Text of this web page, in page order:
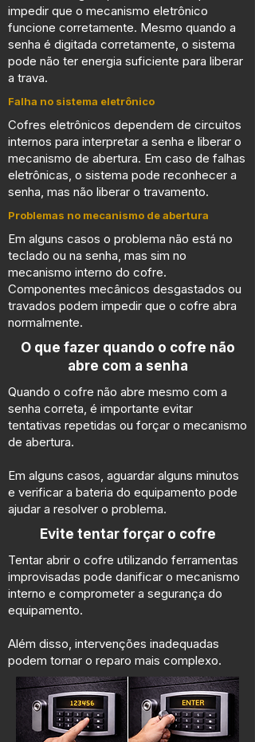
O que fazer quando o cofre não
abre com a senha
Quando o cofre não abre mesmo com a
senha correta, é importante evitar
tentativas repetidas ou forçar o mecanismo
de abertura.
Em alguns casos, aguardar alguns minutos
e verificar a bateria do equipamento pode
ajudar a resolver o problema.
Evite tentar forçar o cofre
Tentar abrir o cofre utilizando ferramentas
improvisadas pode danificar o mecanismo
interno e comprometer a segurança do
equipamento.
Além disso, intervenções inadequadas
podem tornar o reparo mais complexo.
impedir que o mecanismo eletrônico
funcione corretamente. Mesmo quando a
senha é digitada corretamente, o sistema
pode não ter energia suficiente para liberar
a trava.
Falha no sistema eletrônico
Cofres eletrônicos dependem de circuitos
internos para interpretar a senha e liberar o
mecanismo de abertura. Em caso de falhas
eletrônicas, o sistema pode reconhecer a
senha, mas não liberar o travamento.
Problemas no mecanismo de abertura
Em alguns casos o problema não está no
teclado ou na senha, mas sim no
mecanismo interno do cofre.
Componentes mecânicos desgastados ou
travados podem impedir que o cofre abra
normalmente.